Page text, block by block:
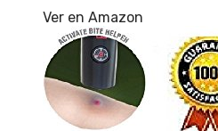
Ver en Amazon